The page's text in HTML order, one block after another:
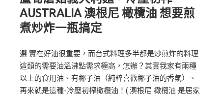
AUSTRALIA 澳根尼 橄欖油 想要煎
煮炒炸一瓶搞定
選 實在好油很重要，而台式料理多半都是炒煎炸的料理
這類的需要油溫沸點需求極高，怎辦？其實我家有兩種
以上的食用油、有椰子油（純粹喜歡椰子油的香氣）、
再來就是這種-冷壓初榨橄欖油！( 澳根尼 橄欖油 是居家